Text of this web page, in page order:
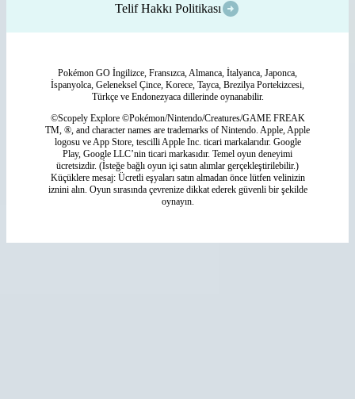
Telif Hakkı Politikası
Pokémon GO İngilizce, Fransızca, Almanca, İtalyanca, Japonca,
İspanyolca, Geleneksel Çince, Korece, Tayca, Brezilya Portekizcesi,
Türkçe ve Endonezyaca dillerinde oynanabilir.
©Scopely Explore ©Pokémon/Nintendo/Creatures/GAME FREAK
TM, ®, and character names are trademarks of Nintendo. Apple, Apple
logosu ve App Store, tescilli Apple Inc. ticari markalarıdır. Google
Play, Google LLC’nin ticari markasıdır. Temel oyun deneyimi
ücretsizdir. (İsteğe bağlı oyun içi satın alımlar gerçekleştirilebilir.)
Küçüklere mesaj: Ücretli eşyaları satın almadan önce lütfen velinizin
iznini alın. Oyun sırasında çevrenize dikkat ederek güvenli bir şekilde
oynayın.